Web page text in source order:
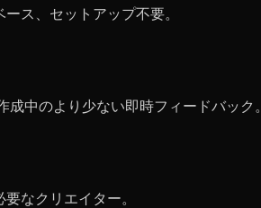
ース、セットアップ不要。
中のより少ない即時フィードバック。
なクリエイター。